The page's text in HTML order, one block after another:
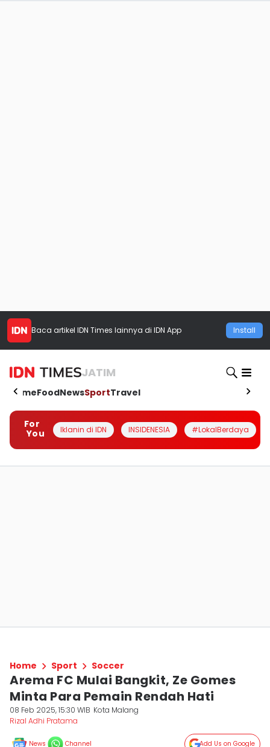
Baca artikel IDN Times lainnya di IDN App Install
JATIM
HomeFoodNewsSportTravel
For
You
Iklanin di IDN INSIDENESIA #LokalBerdaya
Home Sport Soccer
Arema FC Mulai Bangkit, Ze Gomes
Minta Para Pemain Rendah Hati
08 Feb 2025, 15:30 WIB Kota Malang
Rizal Adhi Pratama
News Channel Add Us on Google